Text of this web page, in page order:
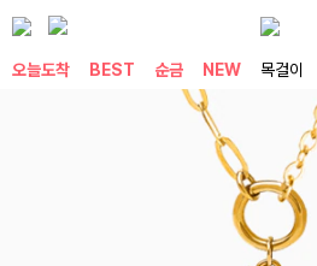
오늘도착 BEST 순금 NEW 목걸이